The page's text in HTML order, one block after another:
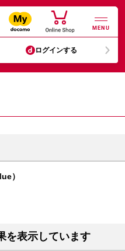
MENU
ログインする
）
を表示しています